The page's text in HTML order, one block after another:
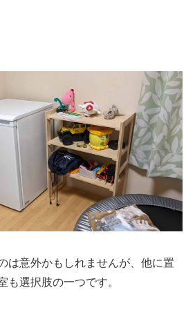
は意外かもしれませんが、他に置
も選択肢の一つです。